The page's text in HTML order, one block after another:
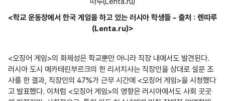
<학교 운동장에서 한국 게임을 하고 있는 러시아 학생들 – 출처 : 렌따루
(Lenta.ru)>
<오징어 게임>의 화제성은 학교뿐만 아니라 직장 내에서도 발견된다.
러시아 도시 예카테린부르크의 한 리서치사는 직장인을 상대로 설문 조
사를 한 결과, 직장인의 47%가 근무 시간에 <오징어 게임>을 시청했다
고 발표했다. 이처럼 <오징어 게임>의 영향은 러시아에서도 사회 곳곳